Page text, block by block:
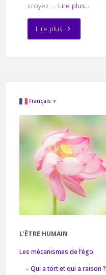
croyez … Lire plus...
Lire plus"La
du
moins,
qu’on
aimerait
tous
avoir"
Français ▼
L’ÊTRE HUMAIN
Les mécanismes de l’égo
– Qui a tort et qui a raison ?